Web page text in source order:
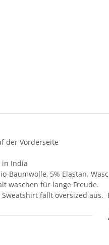
der Vorderseite
in India
Baumwolle, 5% Elastan.
waschen für lange Freude.
fällt oversized